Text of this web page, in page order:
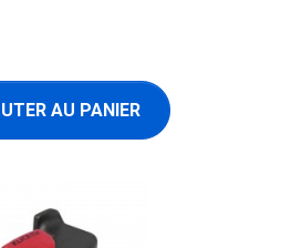
AU PANIER